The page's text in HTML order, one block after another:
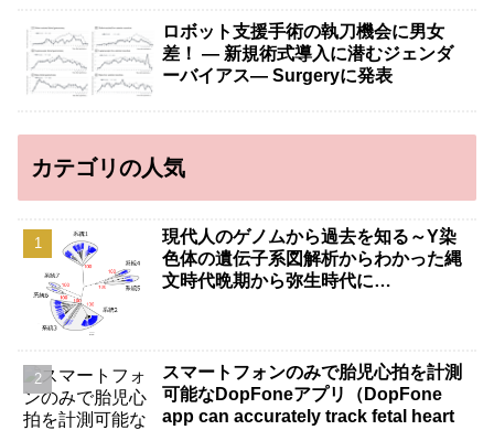
ロボット支援手術の執刀機会に男女
差！ — 新規術式導入に潜むジェンダ
ーバイアス— Surgeryに発表
カテゴリの人気
現代人のゲノムから過去を知る～Y染
色体の遺伝子系図解析からわかった縄
文時代晩期から弥生時代に…
スマートフォンのみで胎児心拍を計測
可能なDopFoneアプリ（DopFone
app can accurately track fetal heart